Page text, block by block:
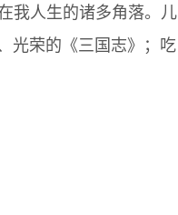
我人生的诸多角落。儿
光荣的《三国志》；吃